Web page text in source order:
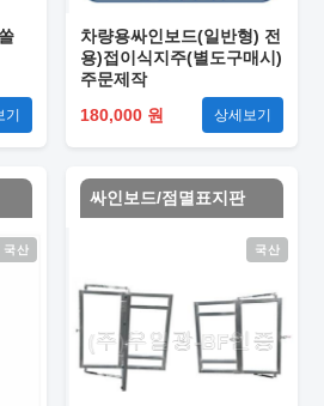
차량용싸인보드(일반형) 전
용)접이식지주(별도구매시)
주문제작
180,000 원
상세보기
국산
싸인보드/점멸표지판
국산